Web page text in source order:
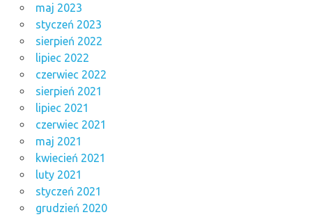
maj 2023
styczeń 2023
sierpień 2022
lipiec 2022
czerwiec 2022
sierpień 2021
lipiec 2021
czerwiec 2021
maj 2021
kwiecień 2021
luty 2021
styczeń 2021
grudzień 2020